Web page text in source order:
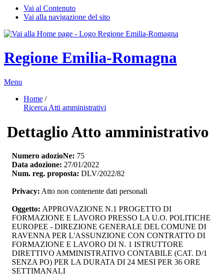
Vai al Contenuto
Vai alla navigazione del sito
Regione Emilia-Romagna
Menu
Home /
Ricerca Atti amministrativi
Dettaglio Atto amministrativo
Numero adozioNe: 75
Data adozione: 27/01/2022
Num. reg. proposta: DLV/2022/82
Privacy: Atto non contenente dati personali
Oggetto: APPROVAZIONE N.1 PROGETTO DI
FORMAZIONE E LAVORO PRESSO LA U.O. POLITICHE
EUROPEE - DIREZIONE GENERALE DEL COMUNE DI
RAVENNA PER L'ASSUNZIONE CON CONTRATTO DI
FORMAZIONE E LAVORO DI N. 1 ISTRUTTORE
DIRETTIVO AMMINISTRATIVO CONTABILE (CAT. D/1
SENZA PO) PER LA DURATA DI 24 MESI PER 36 ORE
SETTIMANALI